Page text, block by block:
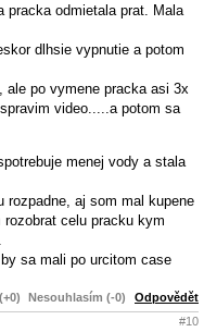
pracka odmietala prat. Mala
dlhsie vypnutie a potom
ale po vymene pracka asi 3x
video.....a potom sa
menej vody a stala
aj som mal kupene
celu pracku kym
sa mali po urcitom case
Nesouhlasím (-0) Odpovědět
#10